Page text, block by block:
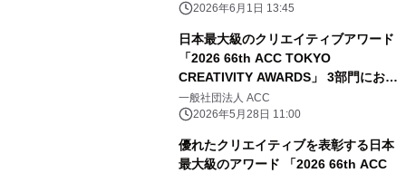
2026年6月1日 13:45
日本最大級のクリエイティブアワード
「2026 66th ACC TOKYO
CREATIVITY AWARDS」 3部門におけ
る審査委員の最新情報を発表！
一般社団法人 ACC
2026年5月28日 11:00
優れたクリエイティブを表彰する日本
最大級のアワード 「2026 66th ACC